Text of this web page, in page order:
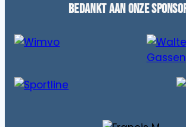
Bedankt aan onze